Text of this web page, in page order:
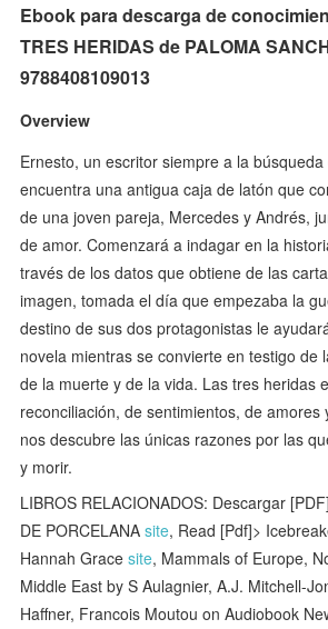
Ebook para descarga de
TRES HERIDAS de PALOMA
9788408109013
Overview
Ernesto, un escritor siempre a la
encuentra una antigua caja de latón que
de una joven pareja, Mercedes y Andrés,
de amor. Comenzará a indagar en la
través de los datos que obtiene de las
imagen, tomada el día que empezaba la
destino de sus dos protagonistas le
novela mientras se convierte en testigo de
de la muerte y de la vida. Las tres heridas
reconciliación, de sentimientos, de amores
nos descubre las únicas razones por las
y morir.
LIBROS RELACIONADOS: Descargar
DE PORCELANAsite, Read [Pdf]>
Hannah Gracesite, Mammals of Europe,
Middle East by S Aulagnier, A.J. Mitchell-
Haffner, Francois Moutou on Audiobook